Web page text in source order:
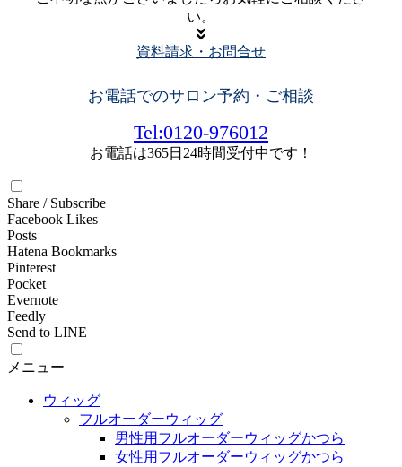
い。
資料請求・お問合せ
お電話でのサロン予約・ご相談
Tel:0120-976012
お電話は365日24時間受付中です！
Share / Subscribe
Facebook Likes
Posts
Hatena Bookmarks
Pinterest
Pocket
Evernote
Feedly
Send to LINE
メニュー
ウィッグ
フルオーダーウィッグ
男性用フルオーダーウィッグかつら
女性用フルオーダーウィッグかつら